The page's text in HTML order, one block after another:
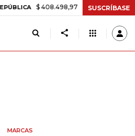
$ 408.498,97 +$ 8.753,81 +2,19%
SUSCRÍBASE
MARCAS